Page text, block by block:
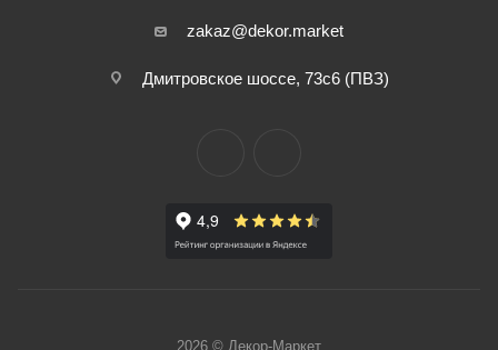
zakaz@dekor.market
Дмитровское шоссе, 73с6 (ПВЗ)
2026 © Декор-Маркет